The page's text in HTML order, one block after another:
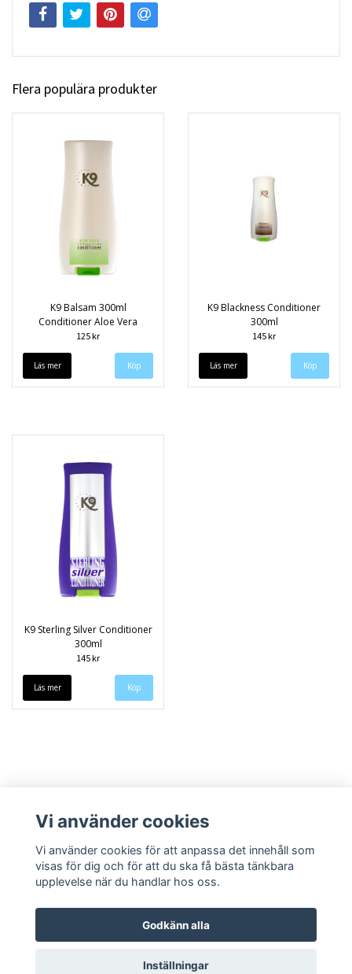
Flera populära produkter
K9 Balsam 300ml
Conditioner Aloe Vera
125 kr
Läs mer
K9 Blackness Conditioner
300ml
145 kr
Läs mer
K9 Sterling Silver Conditioner
300ml
145 kr
Läs mer
Köpvillkor Kontakt
© Copyright 2026 Speedieshop
Vi använder cookies
Vi använder cookies för att anpassa det innehåll som
visas för dig och för att du ska få bästa tänkbara
upplevelse när du handlar hos oss.
Godkänn alla
Inställningar